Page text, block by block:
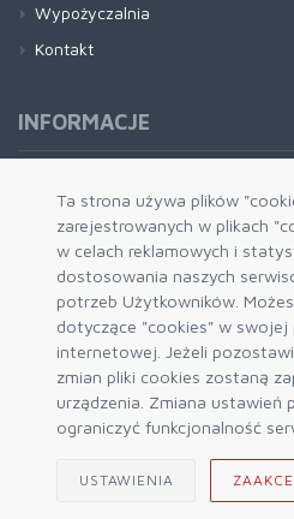
Ta strona używa plików
zarejestrowanych w plikach
w celach reklamowych i
dostosowania naszych
potrzeb Użytkowników.
dotyczące "cookies" w swojej
internetowej. Jeżeli
zmian pliki cookies zostaną
urządzenia. Zmiana ustawień
ograniczyć funkcjonalność
USTAWIENIA
Wypożyczalnia
Kontakt
INFORMACJE
Formy płatności
Dostawa i wysyłka
Zwrot i wymiana
System rabatowy
Kody rabatowe
Blog